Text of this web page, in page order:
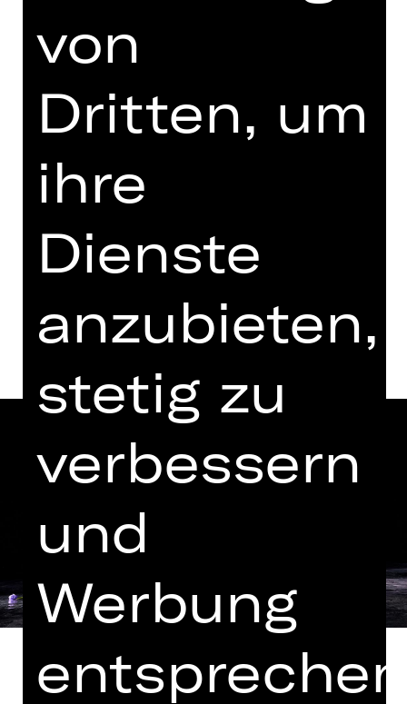
19.30 - 22.10 Uhr
Vorstellung
19.00 Uhr Einführung
Schauspielhaus
von
Dritten, um
ihre
Dienste
anzubieten,
stetig zu
verbessern
und
Werbung